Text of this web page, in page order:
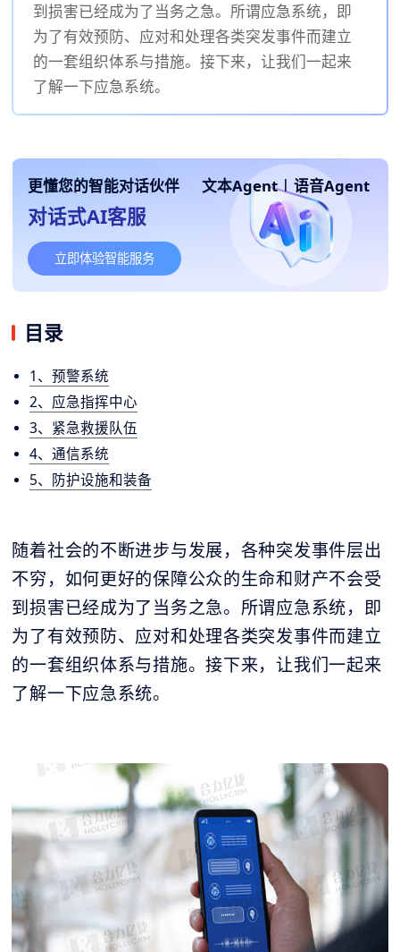
到损害已经成为了当务之急。所谓应急系统，即
为了有效预防、应对和处理各类突发事件而建立
的一套组织体系与措施。接下来，让我们一起来
了解一下应急系统。
更懂您的智能对话伙伴 文本Agent | 语音Agent
对话式AI客服
立即体验智能服务
目录
1、预警系统
2、应急指挥中心
3、紧急救援队伍
4、通信系统
5、防护设施和装备
随着社会的不断进步与发展，各种突发事件层出
不穷，如何更好的保障公众的生命和财产不会受
到损害已经成为了当务之急。所谓应急系统，即
为了有效预防、应对和处理各类突发事件而建立
的一套组织体系与措施。接下来，让我们一起来
了解一下应急系统。